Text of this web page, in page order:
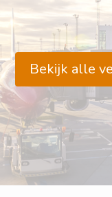
Bekijk alle